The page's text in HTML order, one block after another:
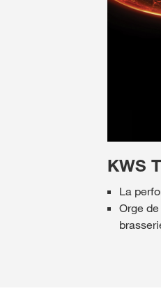
KWS
La
Orge